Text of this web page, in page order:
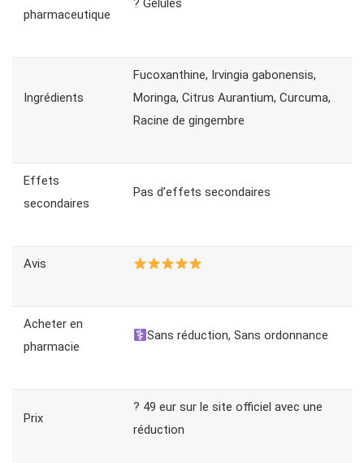
pharmaceutique
? Gélules
Ingrédients
Fucoxanthine, Irvingia gabonensis,
Moringa, Citrus Aurantium, Curcuma,
Racine de gingembre
Effets
secondaires
Pas d’effets secondaires
Avis
Acheter en
pharmacie
Sans réduction, Sans ordonnance
Prix
? 49 eur sur le site officiel avec une
réduction